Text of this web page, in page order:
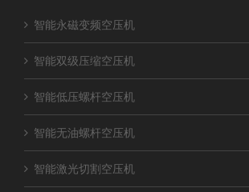
智能永磁变频空压机
智能双级压缩空压机
智能低压螺杆空压机
智能无油螺杆空压机
智能激光切割空压机